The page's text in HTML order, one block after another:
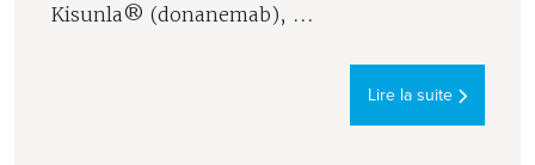
Kisunla® (donanemab), ...
Lire la suite